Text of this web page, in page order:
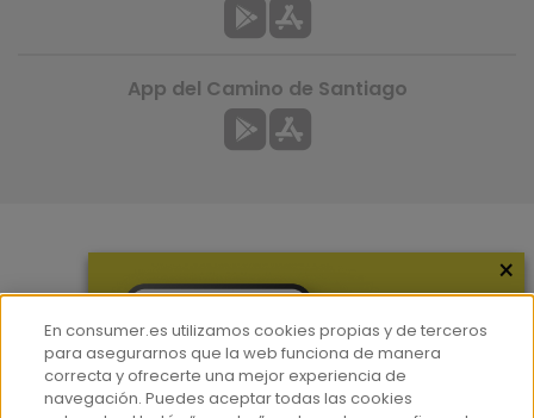
Hemeroteca
Contacto
App del Camino de Santiago
×
En consumer.es utilizamos cookies propias y de terceros
para asegurarnos que la web funciona de manera
correcta y ofrecerte una mejor experiencia de
navegación. Puedes aceptar todas las cookies